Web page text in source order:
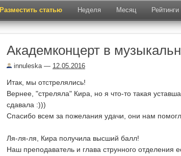
Разместить статью Неделя Месяц Рейтинги
Академконцерт в
innuleska— 12.05.2016
Итак, мы отстрелялись!
Вернее, "стреляла" Кира, но я что-то такая
сдавала :)))
Спасибо всем за пожелания удачи, они нам
Ля-ля-ля, Кира получила высший балл!
Наш преподаватель и глава струнного отделения